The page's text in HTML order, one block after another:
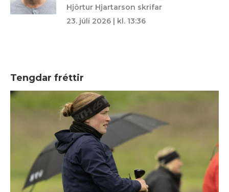
Hjörtur Hjartarson skrifar
23. júlí 2026 | kl. 13:36
Tengdar fréttir